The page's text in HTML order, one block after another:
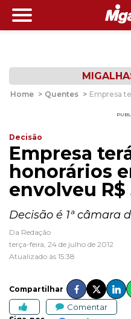
Home > Quentes > Empresa
Decisão
Empresa
honorários
envolveu R$
Decisão é 1ª câmara
Da Redação
terça-feira, 24 de julho de 2012
Atualizado às 15:38
Compartilhar
Comentar